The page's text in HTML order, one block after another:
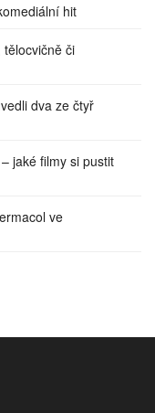
hit
či
dva ze čtyř
jaké filmy si pustit
ve